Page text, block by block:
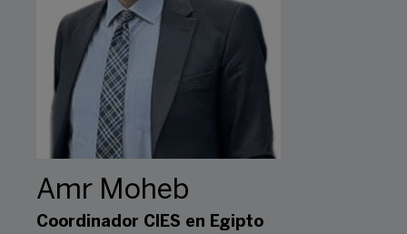
Amr Moheb
Coordinador CIES en Egipto